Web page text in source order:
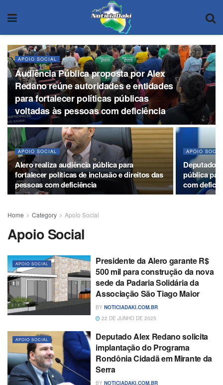
APOIO SOCIAL
Audiência Pública proposta por Alex
Redano reúne autoridades e entidades
para fortalecer políticas públicas
voltadas às pessoas com deficiência
APOIO SOCIAL
Alero realiza audiência pública para
fortalecer políticas de inclusão e direitos das
pessoas com deficiência
APOIO
Deputado
pública
com
Home Category Apoio Social
Apoio Social
APOIO SOCIAL
Presidente da Alero garante R$
500 mil para construção da nova
sede da Padaria Solidária da
Associação São Tiago Maior
BY NOTICIADAKI.COM.BR
22 DE JUNHO DE 2025
APOIO SOCIAL
Deputado Alex Redano solicita
implantação do Programa
Rondônia Cidadã em Mirante da
Serra
BY NOTICIADAKI.COM.BR